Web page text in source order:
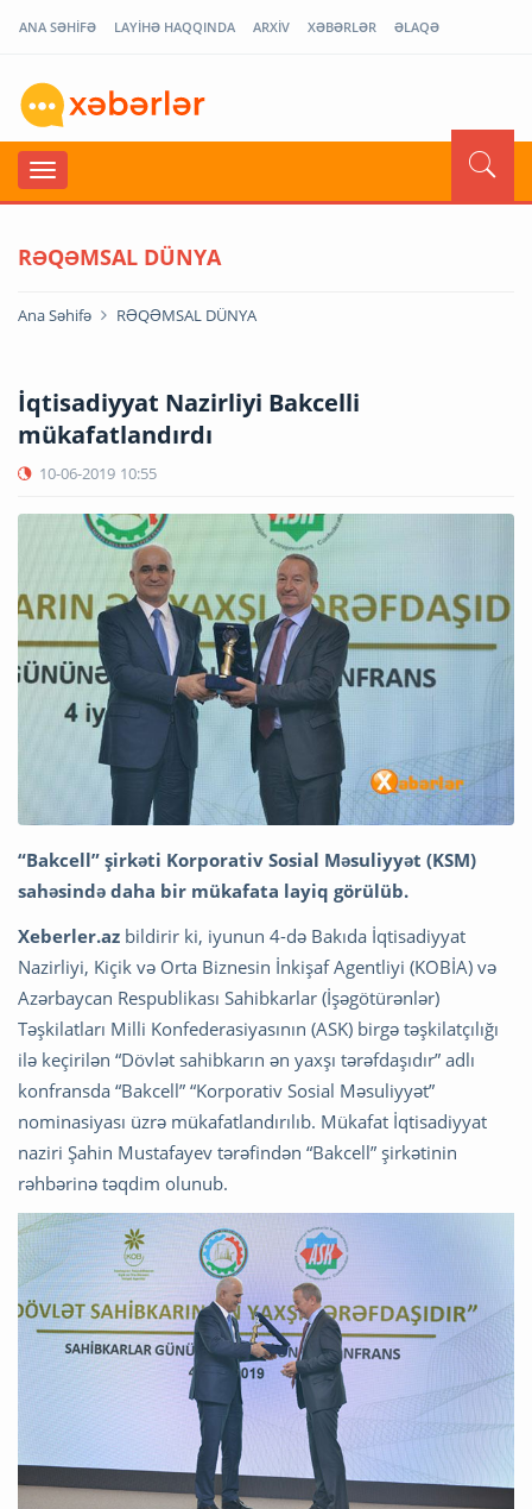
ANA SƏHİFƏ LAYİHƏ HAQQINDA ARXİV XƏBƏRLƏR ƏLAQƏ
RƏQƏMSAL DÜNYA
Ana Səhifə RƏQƏMSAL DÜNYA
İqtisadiyyat Nazirliyi Bakcelli
mükafatlandırdı
10-06-2019 10:55
“Bakcell” şirkəti Korporativ Sosial Məsuliyyət (KSM)
sahəsində daha bir mükafata layiq görülüb.
Xeberler.az bildirir ki, iyunun 4-də Bakıda İqtisadiyyat
Nazirliyi, Kiçik və Orta Biznesin İnkişaf Agentliyi (KOBİA) və
Azərbaycan Respublikası Sahibkarlar (İşəgötürənlər)
Təşkilatları Milli Konfederasiyasının (ASK) birgə təşkilatçılığı
ilə keçirilən “Dövlət sahibkarın ən yaxşı tərəfdaşıdır” adlı
konfransda “Bakcell” “Korporativ Sosial Məsuliyyət”
nominasiyası üzrə mükafatlandırılıb. Mükafat İqtisadiyyat
naziri Şahin Mustafayev tərəfindən “Bakcell” şirkətinin
rəhbərinə təqdim olunub.